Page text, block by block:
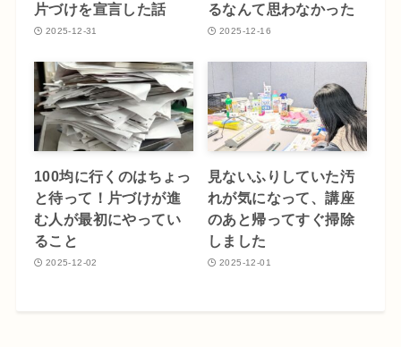
片づけを宣言した話
2025-12-31
るなんて思わなかった
2025-12-16
100均に行くのはちょっ
と待って！片づけが進
む人が最初にやってい
ること
2025-12-02
見ないふりしていた汚
れが気になって、講座
のあと帰ってすぐ掃除
しました
2025-12-01